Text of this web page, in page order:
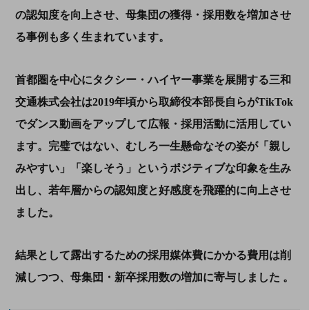
の認知度を向上させ、母集団の獲得・採用数を増加させ
る事例も多く生まれています。
首都圏を中心にタクシー・ハイヤー事業を展開する三和
交通株式会社は2019年頃から取締役本部長自らがTikTok
でダンス動画をアップして広報・採用活動に活用してい
ます。完璧ではない、むしろ一生懸命なその姿が「親し
みやすい」「楽しそう」というポジティブな印象を生み
出し、若年層からの認知度と好感度を飛躍的に向上させ
ました。
結果として露出するための採用媒体費にかかる費用は削
減しつつ、母集団・新卒採用数の増加に寄与しました 。